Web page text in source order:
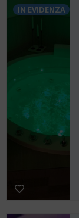
IN EVIDENZA